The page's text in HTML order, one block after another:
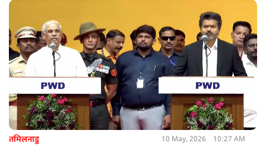
तमिलनाडु 10 May, 2026 10:27 AM